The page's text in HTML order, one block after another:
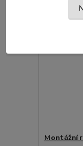
Montážní